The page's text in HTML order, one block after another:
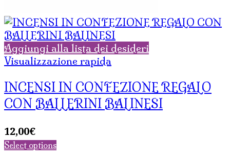
Aggiungi alla lista dei desideri
Visualizzazione rapida
INCENSI IN CONFEZIONE REGALO
CON BALLERINI BALINESI
12,00€
Select options